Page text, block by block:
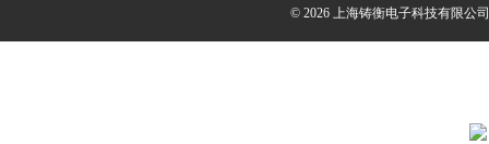
© 2026 上海铸衡电子科技有限公